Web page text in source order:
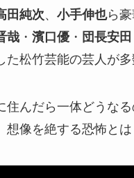
田純次、 小手伸也ら
哉・ 濱口優・ 団長安田
た松竹芸能の芸人が多
住んだら一体どうな
想像を絶する恐怖とは